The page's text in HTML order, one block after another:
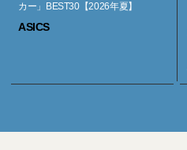
カー」BEST30【2026年夏】
ASICS